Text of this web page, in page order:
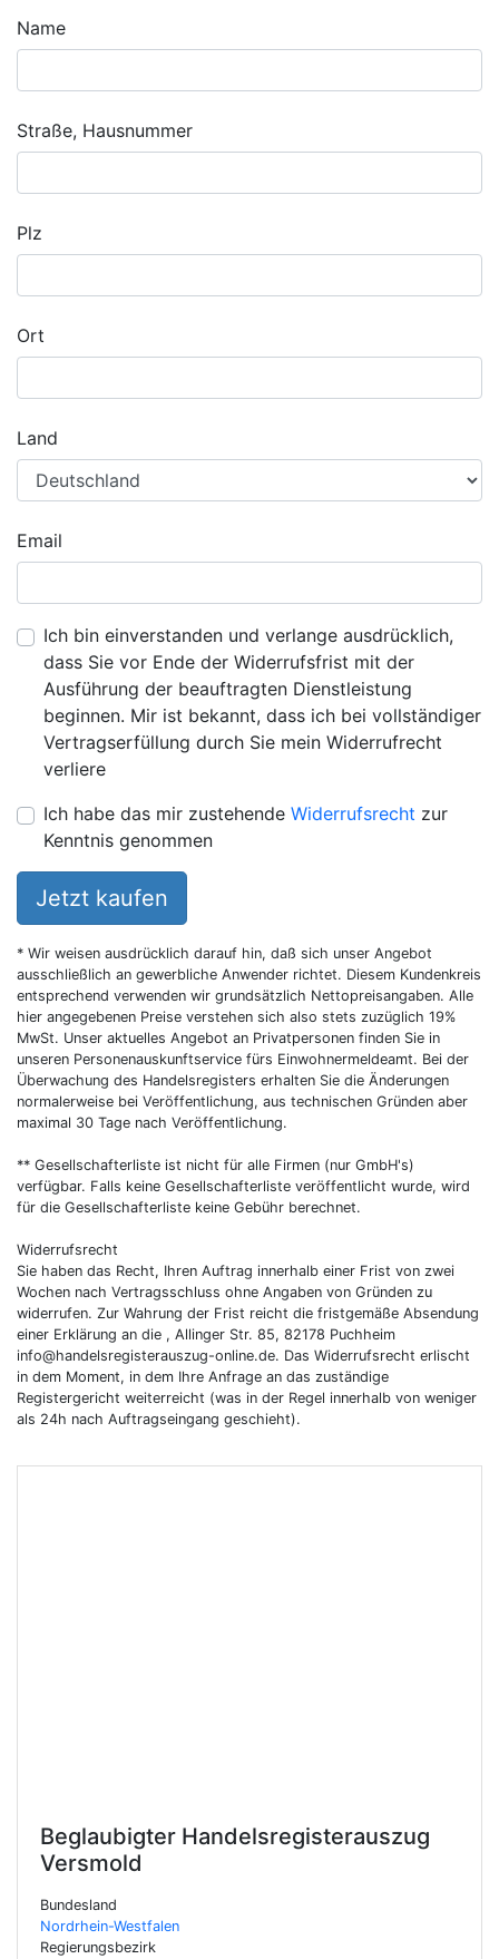
Beglaubigter Handelsregisterauszug
Versmold
Bundesland
Nordrhein-Westfalen
Regierungsbezirk
Name
Straße, Hausnummer
Plz
Ort
Land
Email
Ich bin einverstanden und verlange ausdrücklich,
dass Sie vor Ende der Widerrufsfrist mit der
Ausführung der beauftragten Dienstleistung
beginnen. Mir ist bekannt, dass ich bei vollständiger
Vertragserfüllung durch Sie mein Widerrufrecht
verliere
Ich habe das mir zustehende Widerrufsrecht zur
Kenntnis genommen
Jetzt kaufen
* Wir weisen ausdrücklich darauf hin, daß sich unser Angebot
ausschließlich an gewerbliche Anwender richtet. Diesem Kundenkreis
entsprechend verwenden wir grundsätzlich Nettopreisangaben. Alle
hier angegebenen Preise verstehen sich also stets zuzüglich 19%
MwSt. Unser aktuelles Angebot an Privatpersonen finden Sie in
unseren Personenauskunftservice fürs Einwohnermeldeamt. Bei der
Überwachung des Handelsregisters erhalten Sie die Änderungen
normalerweise bei Veröffentlichung, aus technischen Gründen aber
maximal 30 Tage nach Veröffentlichung.
** Gesellschafterliste ist nicht für alle Firmen (nur GmbH's)
verfügbar. Falls keine Gesellschafterliste veröffentlicht wurde, wird
für die Gesellschafterliste keine Gebühr berechnet.
Widerrufsrecht
Sie haben das Recht, Ihren Auftrag innerhalb einer Frist von zwei
Wochen nach Vertragsschluss ohne Angaben von Gründen zu
widerrufen. Zur Wahrung der Frist reicht die fristgemäße Absendung
einer Erklärung an die , Allinger Str. 85, 82178 Puchheim
info@handelsregisterauszug-online.de. Das Widerrufsrecht erlischt
in dem Moment, in dem Ihre Anfrage an das zuständige
Registergericht weiterreicht (was in der Regel innerhalb von weniger
als 24h nach Auftragseingang geschieht).